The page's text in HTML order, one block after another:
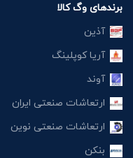
برندهای وگ کالا
آذین
آریا کوپلینگ
آوند
ارتعاشات صنعتی ایران
ارتعاشات صنعتی نوین
بنکن